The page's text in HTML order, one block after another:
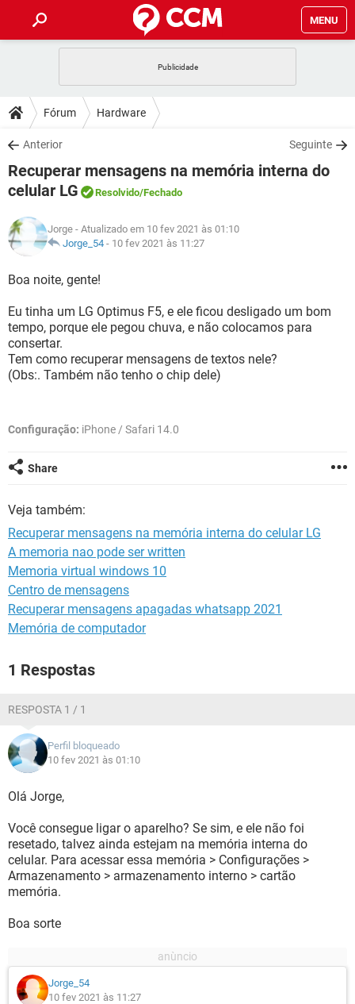
MENU
CELULAR
OUTLOOK
INSTAGRAM GMAIL
GUIA DE COMPRAS
DICAS
JOGOS
OUTLOOK
GUIA DE COMPRAS
DOWNLOADS
JOGOS WHATSAPP
CELULAR
OUTLOOK EXCEL
INSTAGRAM
GUIA DE COMPRAS
FÓRUM
CELULAR FACEBOOK
GUIA DE COMPRAS
GLOSSÁRIO
JOGOS
CELULAR
OUTLOOK EXCEL
INSTAGRAM GMAIL
GUIA DE COMPRAS
Fórum Hardware
Anterior Seguinte
Recuperar mensagens na memória interna do
celular LG
Resolvido/Fechado
Jorge - Atualizado em 10 fev 2021 às 01:10
Jorge_54 - 10 fev 2021 às 11:27
Boa noite, gente!
Eu tinha um LG Optimus F5, e ele ficou desligado um bom
tempo, porque ele pegou chuva, e não colocamos para
consertar.
Tem como recuperar mensagens de textos nele?
(Obs:. Também não tenho o chip dele)
Configuração: iPhone / Safari 14.0
Share
Veja também:
Recuperar mensagens na memória interna do celular LG
A memoria nao pode ser written
Memoria virtual windows 10
Centro de mensagens
Recuperar mensagens apagadas whatsapp 2021
Memória de computador
1 Respostas
RESPOSTA 1 / 1
Perfil bloqueado
10 fev 2021 às 01:10
Olá Jorge,
Você consegue ligar o aparelho? Se sim, e ele não foi
resetado, talvez ainda estejam na memória interna do
celular. Para acessar essa memória > Configurações >
Armazenamento > armazenamento interno > cartão
memória.
Boa sorte
Jorge_54
10 fev 2021 às 11:27